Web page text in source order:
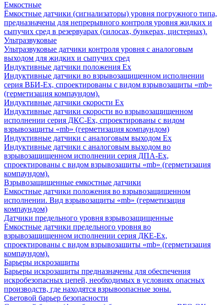
Емкостные
Ёмкостные датчики (сигнализаторы) уровня погружного типа,
предназначены для непрерывного контроля уровня жидких и
сыпучих сред в резервуарах (силосах, бункерах, цистернах).
Ультразвуковые
Ультразвуковые датчики контроля уровня с аналоговым
выходом для жидких и сыпучих сред
Индуктивные датчики положения Ех
Индуктивные датчики во взрывозащищенном исполнении
серия ВБИ-Ех, спроектированы с видом взрывозащиты «mb»
(герметизация компаундом).
Индуктивные датчики скорости Ех
Индуктивные датчики скорости во взрывозащищенном
исполнении серия ДКС-Ех, спроектированы с видом
взрывозащиты «mb» (герметизация компаундом)
Индуктивные датчики с аналоговым выходом Ех
Индуктивные датчики с аналоговым выходом во
взрывозащищенном исполнении серия ДПА-Ех,
спроектированы с видом взрывозащиты «mb» (герметизация
компаундом).
Взрывозащищенные емкостные датчики
Емкостные датчики положения во взрывозащищенном
исполнении. Вид взрывозащиты «mb» (герметизация
компаундом)
Датчики предельного уровня взрывозащищенные
Ёмкостные датчики предельного уровня во
взрывозащищенном исполнении серия ДКЕ-Ех,
спроектированы с видом взрывозащиты «mb» (герметизация
компаундом).
Барьеры искрозащиты
Барьеры искрозащиты предназначены для обеспечения
искробезопасных цепей, необходимых в условиях опасных
производств, где находятся взрывоопасные зоны.
Световой барьер безопасности